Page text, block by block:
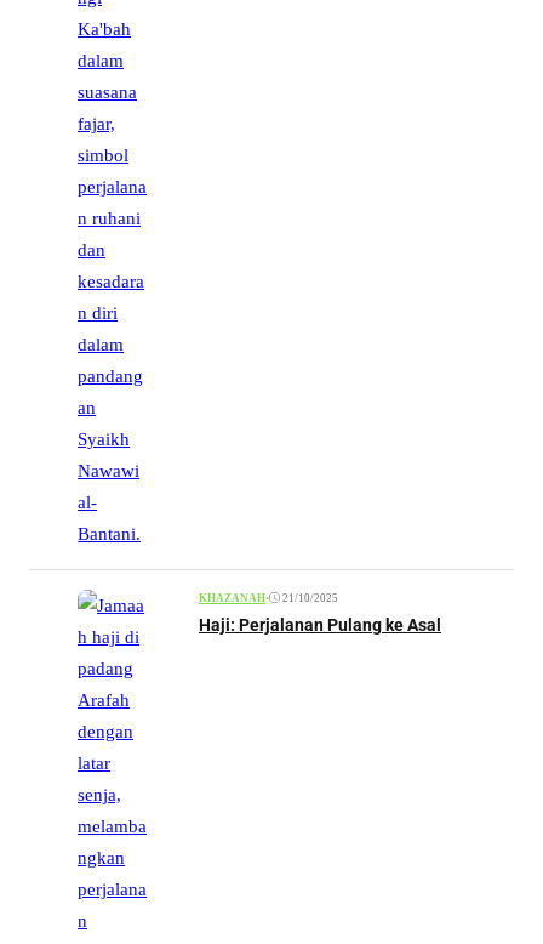
KHAZANAH• 21/10/2025
Haji: Perjalanan Pulang ke Asal